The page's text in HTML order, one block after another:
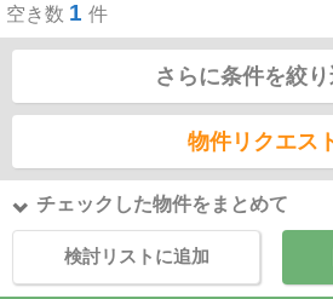
空き数 1 件
さらに条件を絞
物件リクエス
チェックした物件をまとめて
検討リストに追加